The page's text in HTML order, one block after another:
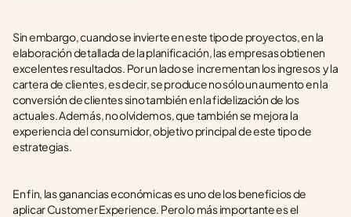
Sin embargo, cuando se invierte en este tipo de proyectos, en la
elaboración detallada de la planificación, las empresas obtienen
excelentes resultados. Por un lado se  incrementan los ingresos  y la
cartera de clientes, es decir, se produce no sólo un aumento en la
conversión de clientes sino también en la fidelización de los
actuales. Además, no olvidemos, que también se mejora la
experiencia del consumidor, objetivo principal de este tipo de
estrategias.
En fin, las ganancias económicas es uno de los beneficios de
aplicar Customer Experience. Pero lo más importante es el